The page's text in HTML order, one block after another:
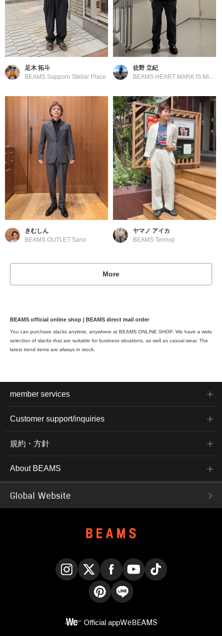
足木 拓斗
BEAMS Sapporo Stellar Place
佐野 立紀
BEAMS HEART MARK IS Minatomirai
きむしん
BEAMS OUTLET Sano
ヤマノ アイカ
BEAMS Tennoji
More
BEAMS official online shop | BEAMS direct mail order
You can purchase slacks anytime, anywhere at BEAMS ONLINE SHOP. We have a wide
selection of slacks that are suitable for business situations, as well as casual wear. The
latest trend items are always in stock.
member services
Customer support/inquiries
規約・方針
About BEAMS
Global Website
Official appWeBEAMS